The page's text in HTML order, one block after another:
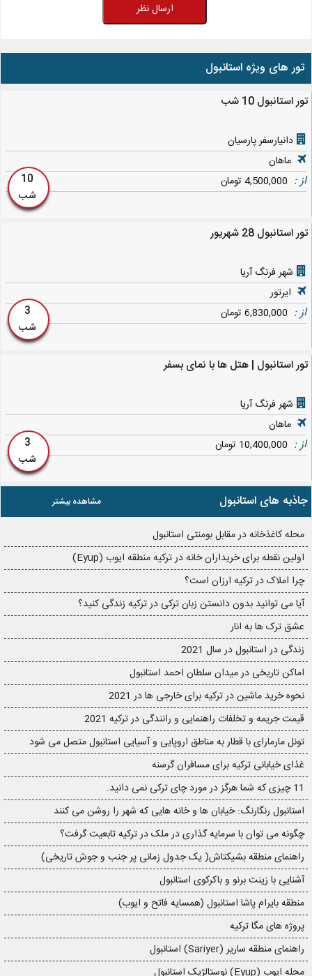
ارسال نظر
تور های ویژه استانبول
10
شب
تور استانبول 10 شب
دانیارسفر پارسیان
ماهان
از :
3
شب
تور استانبول 28 شهریور
شهر فرنگ آریا
ایرتور
از :
3
شب
تور استانبول | هتل ها با نمای بسفر
شهر فرنگ آریا
ماهان
از :
مشاهده بیشتر جاذبه های استانبول
محله کاغذخانه در مقابل بومنتی استانبول
اولین نقطه برای خریداران خانه در ترکیه منطقه ایوب (Eyup)
چرا املاک در ترکیه ارزان است؟
آیا می توانید بدون دانستن زبان ترکی در ترکیه زندگی کنید؟
عشق ترک ها به انار
زندگی در استانبول در سال 2021
اماکن تاریخی در میدان سلطان احمد استانبول
نحوه خرید ماشین در ترکیه برای خارجی ها در 2021
قیمت جریمه و تخلفات راهنمایی و رانندگی در ترکیه 2021
تونل مارمارای با قطار به مناطق اروپایی و آسیایی استانبول متصل می شود
غذای خیابانی ترکیه برای مسافران گرسنه
11 چیزی که شما هرگز در مورد چای ترکی نمی دانید.
استانبول رنگارنگ: خیابان ها و خانه هایی که شهر را روشن می کنند
چگونه می توان با سرمایه گذاری در ملک در ترکیه تابعیت گرفت؟
راهنمای منطقه بشیکتاش( یک جدول زمانی پر جنب و جوش تاریخی)
آشنایی با زینت برنو و باکرکوی استانبول
منطقه بایرام پاشا استانبول (همسایه فاتح و ایوب)
پروژه های مگا ترکیه
راهنمای منطقه ساریر (Sariyer) استانبول